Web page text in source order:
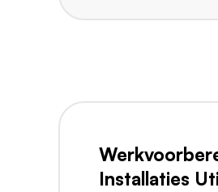
Installaties